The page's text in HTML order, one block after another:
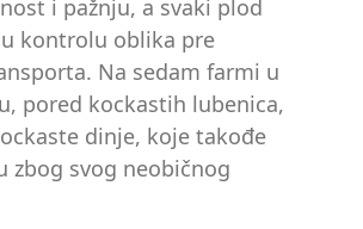
i pažnju, a svaki plod
kontrolu oblika pre
Na sedam farmi u
pored kockastih lubenica,
dinje, koje takođe
zbog svog neobičnog